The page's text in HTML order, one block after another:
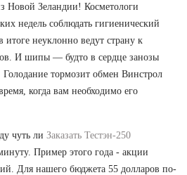
Новой Зеландии! Косметологи
недель соблюдать гигиенический
неуклонно ведут страну к
И шипы — будто в сердце занозы
тормозит обмен Винстрол
когда вам необходимо его
чуть ли Заказать Тестэн-250
Пример этого года - акции
Для нашего бюджета 55 долларов по-